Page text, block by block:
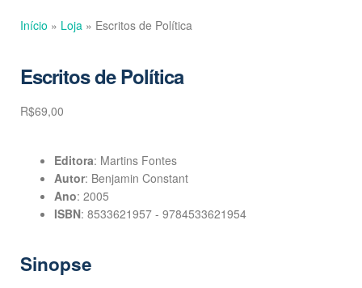
Início » Loja » Escritos de Política
Escritos de Política
R$69,00
Editora: Martins Fontes
Autor: Benjamin Constant
Ano: 2005
ISBN: 8533621957 - 9784533621954
Sinopse